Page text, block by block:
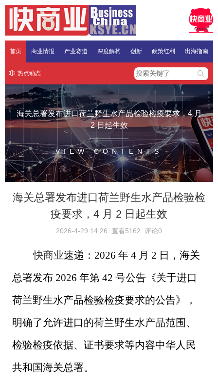
首页 商业情报 产业赛道 深度解构 创新 政策红利 出海指南
热点动态
海关总署发布进口荷兰野生水产品检验检疫要求，4 月
2 日起生效
VIEW CONTENTS
海关总署发布进口荷兰野生水产品检验检
疫要求，4 月 2 日起生效
2026-4-29 14:26 查看5162 评论0
快商业速递： 2026 年 4 月 2 日，海关
总署发布 2026 年第 42 号公告《关于进口
荷兰野生水产品检验检疫要求的公告》，
明确了允许进口的荷兰野生水产品范围、
检验检疫依据、证书要求等内容中华人民
共和国海关总署。